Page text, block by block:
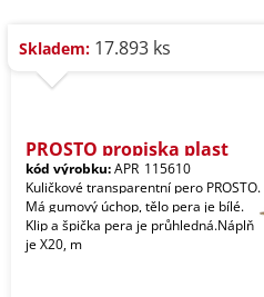
Skladem: 17.893 ks
PROSTO propiska plast
kód výrobku:APR_115610
Kuličkové transparentní pero PROSTO.
Má gumový úchop, tělo pera je bílé.
Klip a špička pera je průhledná.Náplň
je X20, m